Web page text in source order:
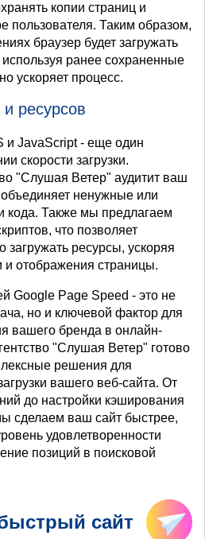
копии страниц и
пользователя. Таким образом,
браузер будет загружать
ранее сохраненные
ускоряет процесс.
ресурсов
и JavaScript - еще один
скорости загрузки.
"Слушая Ветер" аудитит ваш
ненужные или
кода. Также мы предлагаем
что позволяет
загружать ресурсы, ускоряя
и отображения страницы.
Google Page Speed - это не
но и ключевой фактор для
вашего бренда в онлайн-
"Слушая Ветер" готово
решения для
вашего веб-сайта. От
до настройки кэширования
сделаем ваш сайт быстрее,
удовлетворенности
позиций в поисковой
сайт